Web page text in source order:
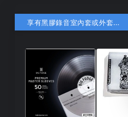
享有黑膠錄音室內套或外套折扣